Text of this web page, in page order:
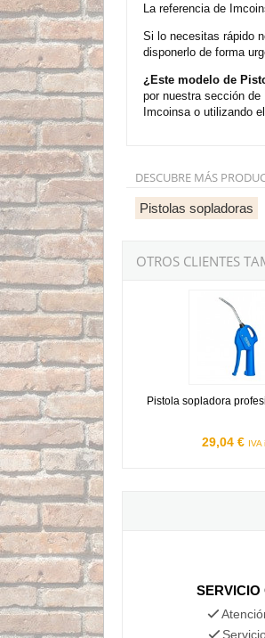
La referencia de
Si lo necesitas rápido
disponerlo de forma
¿Este modelo de
por nuestra sección
Imcoinsa o utilizando
DESCUBRE MÁS
Pistolas sopladoras
OTROS CLIENTES
Pistola sopladora
29,04 € IVA
SERVICIO